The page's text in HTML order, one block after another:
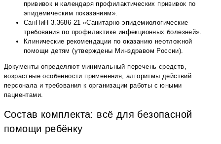
прививок и календаря профилактических прививок по
эпидемическим показаниям».
СанПиН 3.3686-21 «Санитарно-эпидемиологические
требования по профилактике инфекционных болезней».
Клинические рекомендации по оказанию неотложной
помощи детям (утверждены Минздравом России).
Документы определяют минимальный перечень средств,
возрастные особенности применения, алгоритмы действий
персонала и требования к организации работы с юными
пациентами.
Состав комплекта: всё для безопасной
помощи ребёнку